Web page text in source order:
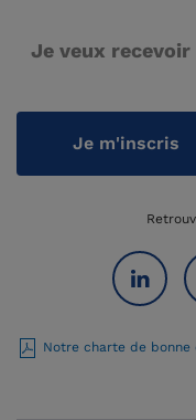
Je veux
Je m'inscris
Notre charte de